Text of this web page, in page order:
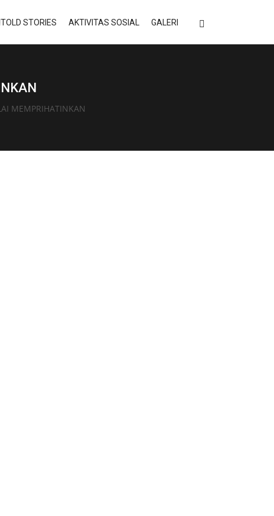
STORIES AKTIVITAS SOSIAL GALERI
MEMPRIHATINKAN